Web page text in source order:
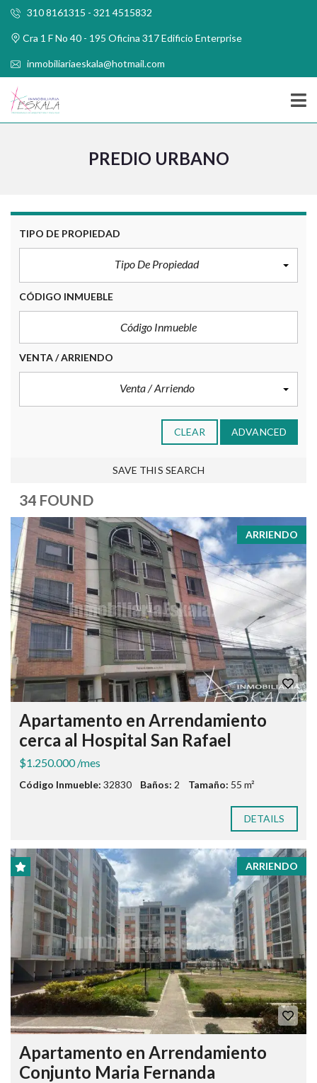
310 8161315 - 321 4515832
Cra 1 F No 40 - 195 Oficina 317 Edificio Enterprise
inmobiliariaeskala@hotmail.com
PREDIO URBANO
TIPO DE PROPIEDAD
Tipo De Propiedad
CÓDIGO INMUEBLE
VENTA / ARRIENDO
Venta / Arriendo
CLEAR ADVANCED
SAVE THIS SEARCH
34 FOUND
ARRIENDO
Apartamento en Arrendamiento
cerca al Hospital San Rafael
$1.250.000 /mes
Código Inmueble: 32830 Baños: 2 Tamaño: 55 m²
DETAILS
ARRIENDO
Apartamento en Arrendamiento
Conjunto Maria Fernanda